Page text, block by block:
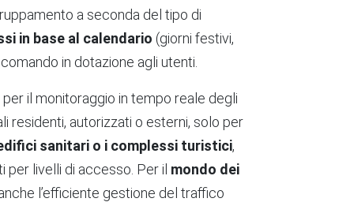
a seconda del tipo di
in base al calendario (giorni festivi,
in dotazione agli utenti.
il monitoraggio in tempo reale degli
residenti, autorizzati o esterni, solo per
sanitari o i complessi turistici,
livelli di accesso. Per il mondo dei
l’efficiente gestione del traffico